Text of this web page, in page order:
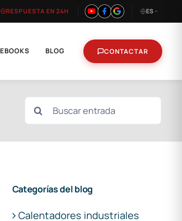
RESPUESTA EN 24H ES
EBOOKS BLOG CONTACTAR
Buscar:
Categorías del blog
Calentadores industriales